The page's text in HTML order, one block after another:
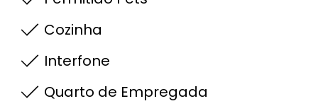
Cozinha
Interfone
Quarto de Empregada